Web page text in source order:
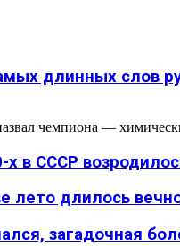
длинных слов
чемпиона —
х в СССР
лето длилось
загадочная